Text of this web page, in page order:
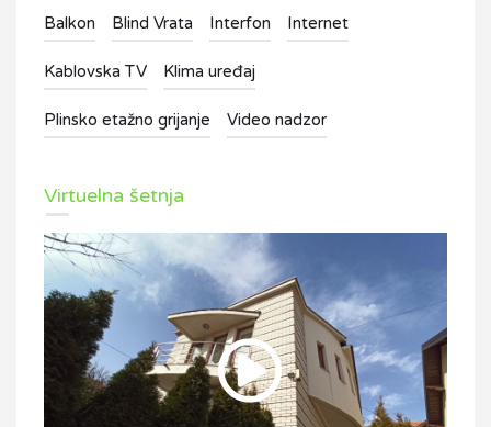
Balkon Blind Vrata Interfon Internet
Kablovska TV Klima uređaj
Plinsko etažno grijanje Video nadzor
Virtuelna šetnja